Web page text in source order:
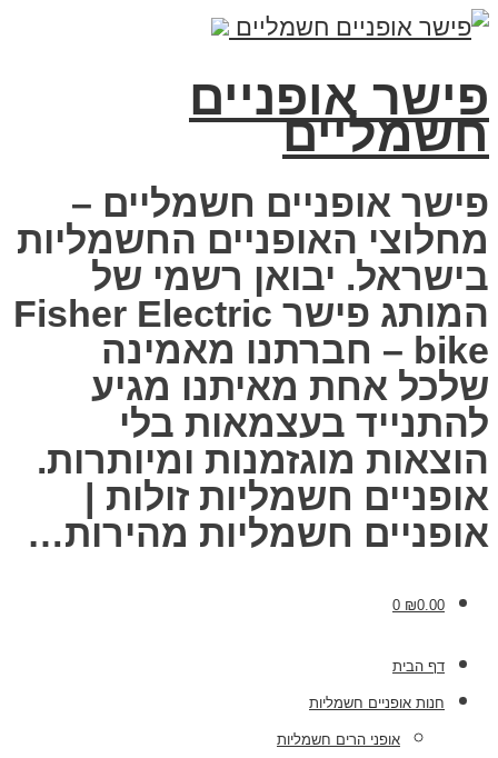
פישר אופניים
חשמליים
פישר אופניים חשמליים –
מחלוצי האופניים החשמליות
בישראל. יבואן רשמי של
המותג פישר Fisher Electric
bike – חברתנו מאמינה
שלכל אחת מאיתנו מגיע
להתנייד בעצמאות בלי
הוצאות מוגזמנות ומיותרות.
אופניים חשמליות זולות |
אופניים חשמליות מהירות…
₪0.00
0
דף הבית
חנות אופניים חשמליות
אופני הרים חשמליות